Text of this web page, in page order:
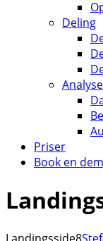
Deling
Priser
Book en